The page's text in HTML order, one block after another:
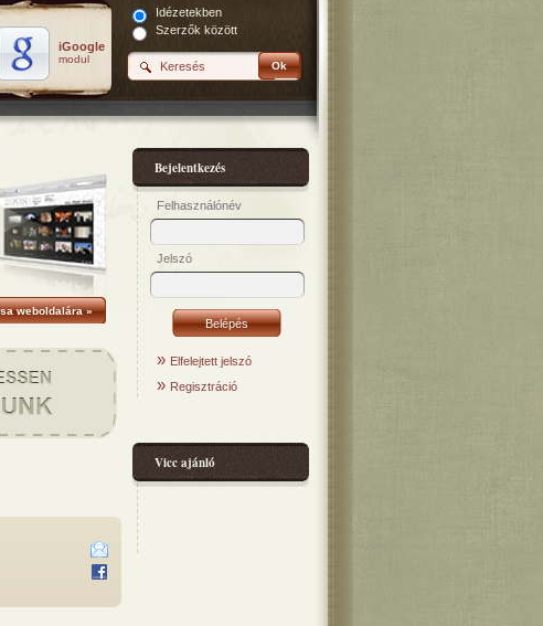
iGoogle
modul
Idézetekben
Szerzők között
Ok
weboldalára »
Bejelentkezés
Felhasználónév
Jelszó
» Elfelejtett jelszó
» Regisztráció
Vicc ajánló